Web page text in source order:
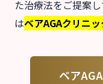
た治療法をご提案
はベアAGAクリニ
ベア